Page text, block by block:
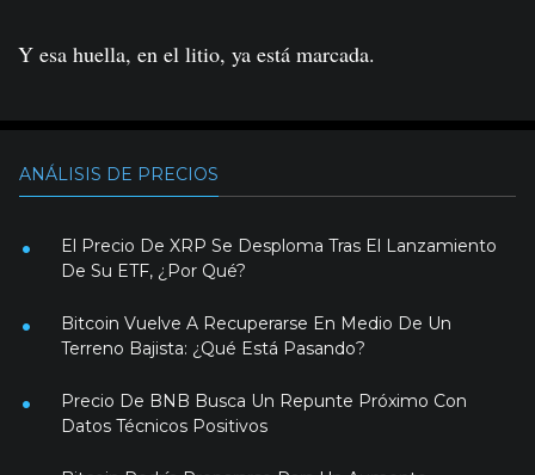
Y esa huella, en el litio, ya está marcada.
ANÁLISIS DE PRECIOS
El Precio De XRP Se Desploma Tras El Lanzamiento
De Su ETF, ¿Por Qué?
Bitcoin Vuelve A Recuperarse En Medio De Un
Terreno Bajista: ¿Qué Está Pasando?
Precio De BNB Busca Un Repunte Próximo Con
Datos Técnicos Positivos